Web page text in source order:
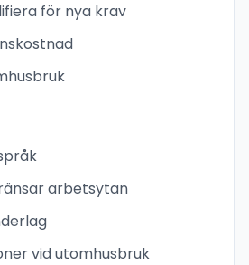
för nya krav
arbetsytan
vid utomhusbruk